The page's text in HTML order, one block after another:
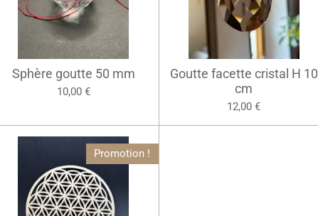
Sphère goutte 50 mm
10,00 €
Goutte facette cristal H 10
cm
12,00 €
Promotion !